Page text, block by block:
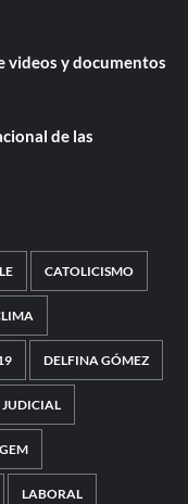
videos y documentos
de las
CATOLICISMO
DELFINA GÓMEZ
JUDICIAL
GEM
LABORAL